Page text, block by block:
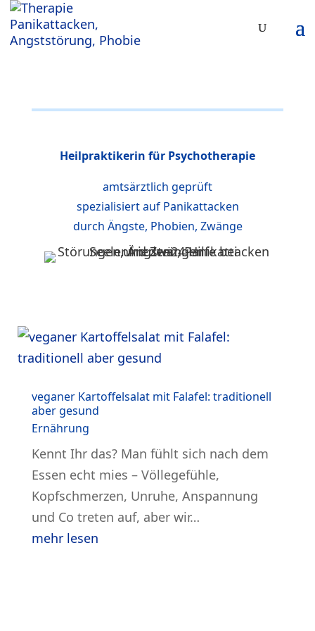
Heilpraktikerin für Psychotherapie
amtsärztlich geprüft
spezialisiert auf Panikattacken
durch Ängste, Phobien, Zwänge
veganer Kartoffelsalat mit Falafel: traditionell
aber gesund
Ernährung
Kennt Ihr das? Man fühlt sich nach dem
Essen echt mies – Völlegefühle,
Kopfschmerzen, Unruhe, Anspannung
und Co treten auf, aber wir…
mehr lesen